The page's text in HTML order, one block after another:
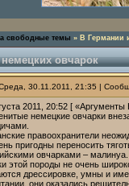
свободные темы » В Германии
овчарок
30.11.2011, 21:35 |
2011, 20:52 [ «Аргументы
немецкие овчарки
правоохранители
пригодны переносить
овчарками – малинуа.
этой породы не очень
дрессировке, умны и
они оказались